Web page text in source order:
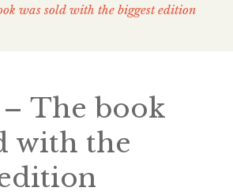
was sold with the biggest edition
– The book
with the